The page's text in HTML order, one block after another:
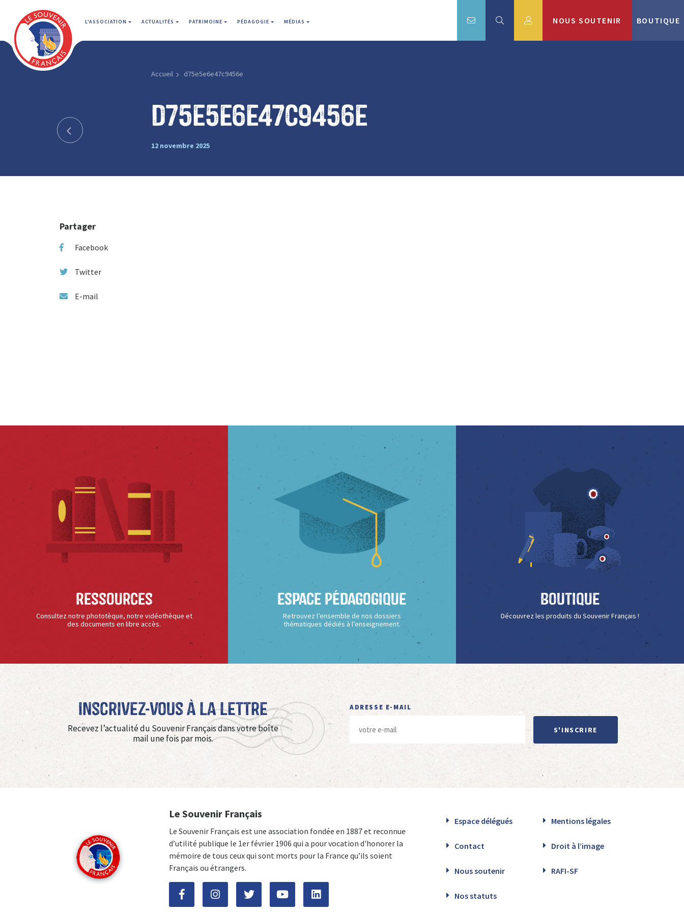
L'ASSOCIATION ACTUALITÉS PATRIMOINE PÉDAGOGIE MÉDIAS NOUS SOUTENIR BOUTIQUE
Accueil d75e5e6e47c9456e
d75e5e6e47c9456e
12 novembre 2025
Partager
Facebook
Twitter
E-mail
Ressources
Consultez notre phototèque, notre vidéothèque et
des documents en libre accès.
Espace Pédagogique
Retrouvez l’ensemble de nos dossiers
thématiques dédiés à l’enseignement.
Boutique
Découvrez les produits du Souvenir Français !
Inscrivez-vous à La Lettre
Recevez l’actualité du Souvenir Français dans votre boîte
mail une fois par mois.
ADRESSE E-MAIL
S'INSCRIRE
Le Souvenir Français
Le Souvenir Français est une association fondée en 1887 et reconnue
d’utilité publique le 1er février 1906 qui a pour vocation d'honorer la
mémoire de tous ceux qui sont morts pour la France qu’ils soient
Français ou étrangers.
Espace délégués Mentions légales
Contact Droit à l’image
Nous soutenir RAFI-SF
Nos statuts